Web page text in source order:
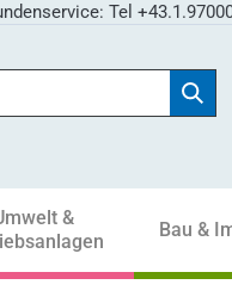
Tel
&
Bau &